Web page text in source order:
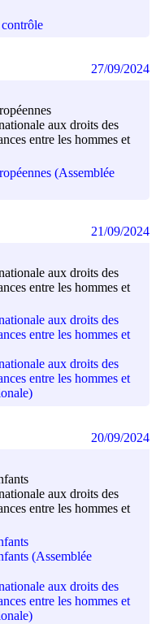
aux droits des
entre les hommes et
(Assemblée
27/09/2024
aux droits des
entre les hommes et
aux droits des
entre les hommes et
aux droits des
entre les hommes et
21/09/2024
aux droits des
entre les hommes et
(Assemblée
aux droits des
entre les hommes et
20/09/2024